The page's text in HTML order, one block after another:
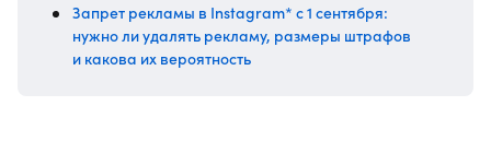
Запрет рекламы в Instagram* с 1 сентября:
нужно ли удалять рекламу, размеры штрафов
и какова их вероятность